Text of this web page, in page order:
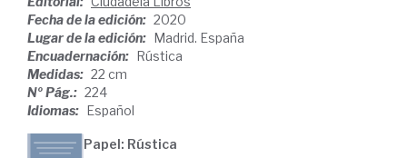
Fecha de la edición: 2020
Lugar de la edición: Madrid. España
Encuadernación: Rústica
Medidas: 22 cm
Nº Pág.: 224
Idiomas: Español
Papel: Rústica